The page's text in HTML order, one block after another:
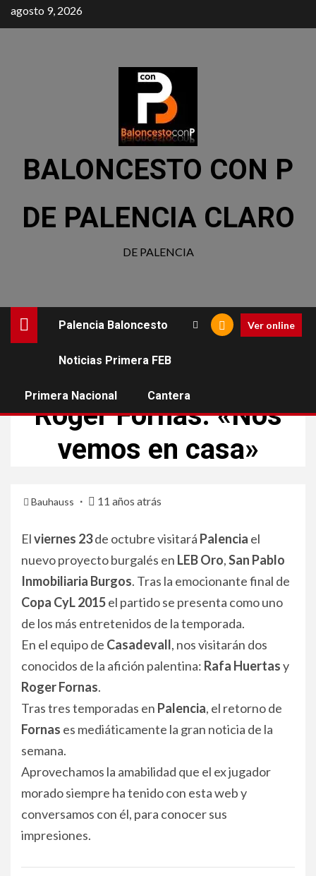
agosto 9, 2026
BALONCESTO CON P
DE PALENCIA CLARO
DE PALENCIA
Palencia Baloncesto
Noticias Primera FEB
Primera Nacional Cantera
Ver online
Roger Fornas: «Nos
vemos en casa»
Bauhauss 11 años atrás
Elviernes 23de octubre visitará Palencia el
nuevo proyecto burgalés en LEB Oro,San Pablo
Inmobiliaria Burgos. Tras la emocionante final de
Copa CyL 2015el partido se presenta como uno
de los más entretenidos de la temporada.
En el equipo de Casadevall, nos visitarán dos
conocidos de la afición palentina: Rafa Huertasy
Roger Fornas.
Tras tres temporadas en Palencia, el retorno de
Fornas es mediáticamente la gran noticia de la
semana.
Aprovechamos la amabilidad que el ex jugador
morado siempre ha tenido con esta web y
conversamos con él, para conocer sus
impresiones.